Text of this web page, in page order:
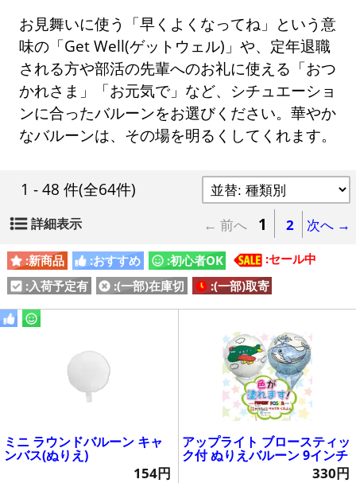
お見舞いに使う「早くよくなってね」という意
味の「Get Well(ゲットウェル)」や、定年退職
される方や部活の先輩へのお礼に使える「おつ
かれさま」「お元気で」など、シチュエーショ
ンに合ったバルーンをお選びください。華やか
なバルーンは、その場を明るくしてくれます。
1 - 48 件(全64件)
詳細表示 ← 前へ 1 2 次へ →
:新商品 :おすすめ :初心者OK
:セール中
:入荷予定有
:(一部)在庫切 :(一部)取寄
ミニ ラウンドバルーン キャ
ンバス(ぬりえ)
154円
アップライト ブロースティッ
ク付 ぬりえバルーン 9インチ
330円